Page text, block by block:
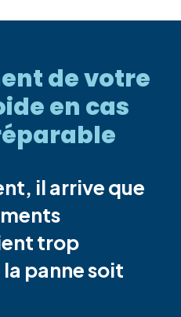
devotre
en cas
il arrive que
trop
panne soit